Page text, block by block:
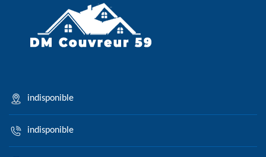
indisponible
indisponible